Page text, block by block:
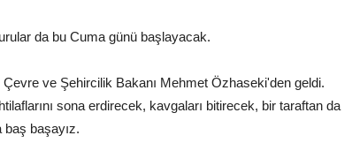
da bu Cuma günü başlayacak.
ve Şehircilik Bakanı Mehmet Özhaseki'den geldi.
sona erdirecek, kavgaları bitirecek, bir taraftan da
başayız.